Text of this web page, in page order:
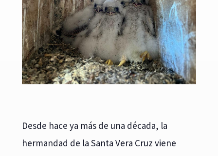
Desde hace ya más de una década, la
hermandad de la Santa Vera Cruz viene